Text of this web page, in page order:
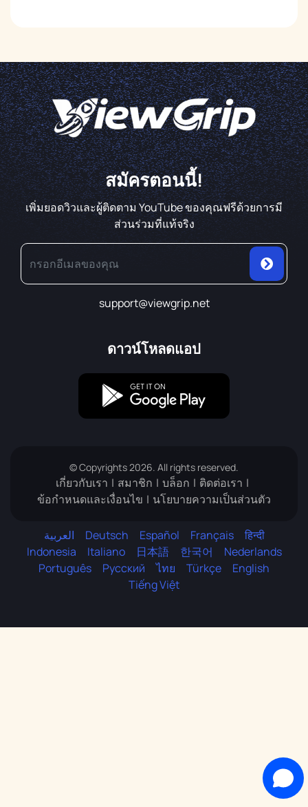
สมัครตอนนี้!
เพิ่มยอดวิวและผู้ติดตาม YouTube ของคุณฟรีด้วยการมี
ส่วนร่วมที่แท้จริง
support@viewgrip.net
ดาวน์โหลดแอป
© Copyrights 2026. All rights reserved.
เกี่ยวกับเรา สมาชิก บล็อก
ติดต่อเรา
ข้อกำหนดและเงื่อนไข
นโยบายความเป็นส่วนตัว
العربية Deutsch Español Français
हिन्दी
Indonesia
Italiano 日本語 한국어
Nederlands
Português
Русский ไทย Türkçe
English
Tiếng Việt